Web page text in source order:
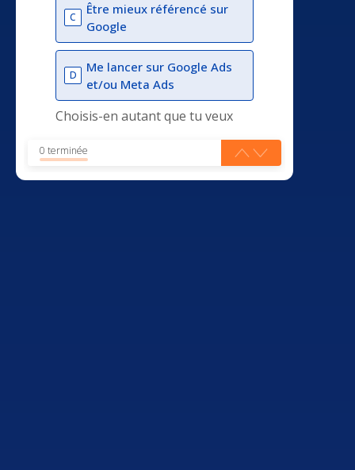
C
Être mieux référencé sur
Google
D
Me lancer sur Google Ads
et/ou Meta Ads
Choisis-en autant que tu veux
0 terminée